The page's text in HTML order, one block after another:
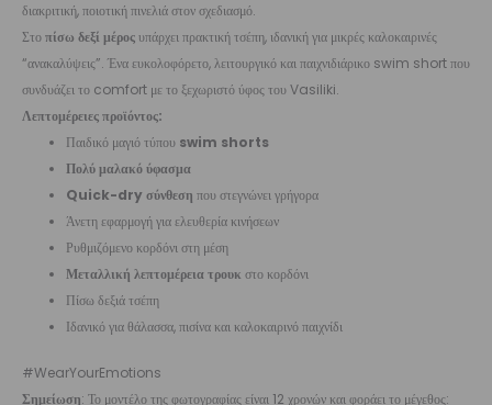
διακριτική, ποιοτική πινελιά στον σχεδιασμό.
Στοπίσω δεξί μέροςυπάρχει πρακτική τσέπη, ιδανική για μικρές καλοκαιρινές
“ανακαλύψεις”. Ένα ευκολοφόρετο, λειτουργικό και παιχνιδιάρικο swim short που
συνδυάζει το comfort με το ξεχωριστό ύφος του Vasiliki.
Λεπτομέρειες προϊόντος:
Παιδικό μαγιό τύπου swim shorts
Πολύ μαλακό ύφασμα
Quick-dry σύνθεση που στεγνώνει γρήγορα
Άνετη εφαρμογή για ελευθερία κινήσεων
Ρυθμιζόμενο κορδόνι στη μέση
Μεταλλική λεπτομέρεια τρουκ στο κορδόνι
Πίσω δεξιά τσέπη
Ιδανικό για θάλασσα, πισίνα και καλοκαιρινό παιχνίδι
#WearYourEmotions
Σημείωση: Το μοντέλο της φωτογραφίας είναι 12 χρονών και φοράει το μέγεθος: